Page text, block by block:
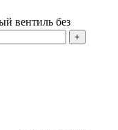
вентиль без